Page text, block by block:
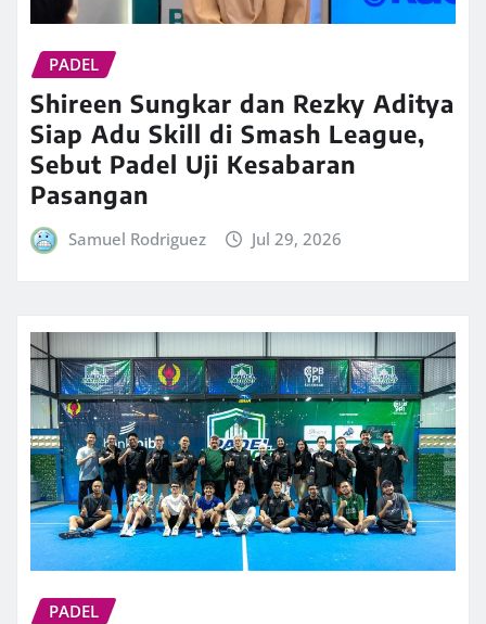
PADEL
Shireen Sungkar dan Rezky Aditya
Siap Adu Skill di Smash League,
Sebut Padel Uji Kesabaran
Pasangan
Samuel Rodriguez Jul 29, 2026
PADEL